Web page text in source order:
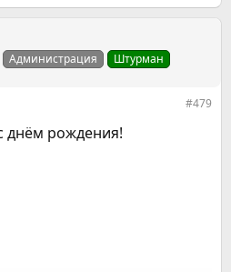
Администрация Штурман
#479
днём рождения!